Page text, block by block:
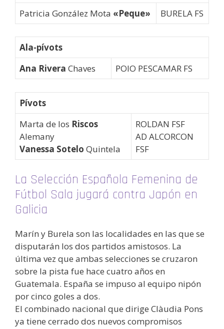
Patricia González Mota «Peque» BURELA FS
Ala-pívots
Ana Rivera Chaves POIO PESCAMAR FS
Pívots
Marta de los Riscos
Alemany
Vanessa Sotelo Quintela
ROLDAN FSF
AD ALCORCON
FSF
La Selección Española Femenina de
Fútbol Sala jugará contra Japón en
Galicia
Marín y Burela son las localidades en las que se
disputarán los dos partidos amistosos. La
última vez que ambas selecciones se cruzaron
sobre la pista fue hace cuatro años en
Guatemala. España se impuso al equipo nipón
por cinco goles a dos.
El combinado nacional que dirige Clàudia Pons
ya tiene cerrado dos nuevos compromisos